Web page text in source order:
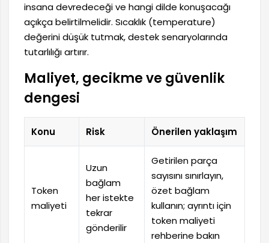
insana devredeceği ve hangi dilde konuşacağı
açıkça belirtilmelidir. Sıcaklık (temperature)
değerini düşük tutmak, destek senaryolarında
tutarlılığı artırır.
Maliyet, gecikme ve güvenlik
dengesi
Konu Risk Önerilen yaklaşım
Token
maliyeti
Uzun
bağlam
her istekte
tekrar
gönderilir
Getirilen parça
sayısını sınırlayın,
özet bağlam
kullanın; ayrıntı için
token maliyeti
rehberine bakın